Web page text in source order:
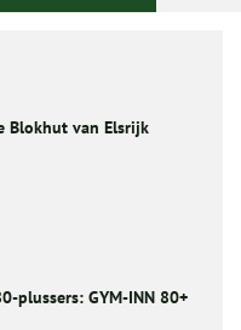
Blokhut van Elsrijk
plussers: GYM-INN 80+